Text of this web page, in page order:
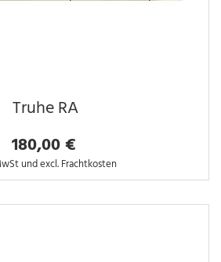
Truhe RA
180,00 €
und excl. Frachtkosten